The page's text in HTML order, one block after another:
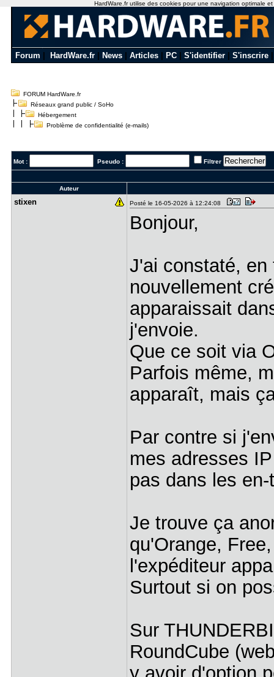
Forum HardWare.fr News Articles PC S'identifier S'inscrire
FORUM HardWare.fr
Réseaux grand public / SoHo
Hébergement
Problème de confidentialité (e-mails)
Mot : Pseudo : Filtrer
Auteur
stixen Posté le 16-05-2026 à 12:24:08
Bonjour,
J'ai constaté, en
nouvellement
apparaissait
j'envoie.
Que ce soit via
Parfois même,
apparaît, mais
Par contre si
mes adresses
pas dans les
Je trouve ça
qu'Orange,
l'expéditeur
Surtout si on
Sur
RoundCube
y avoir d'option
HardWare.fr utilise des cookies pour une navigation optimale